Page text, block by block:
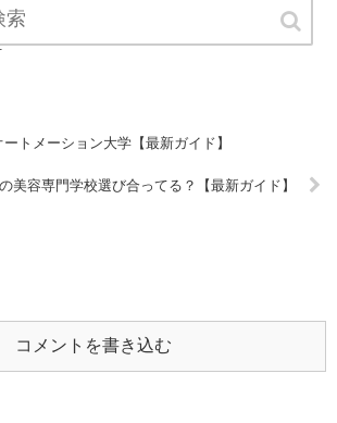
ジネスを成功させる方法」は、経営に関する最
サイトです。 定期的にチェックしてくださると
トメーション大学【最新ガイド】
美容専門学校選び合ってる？【最新ガイド】
コメントを書き込む